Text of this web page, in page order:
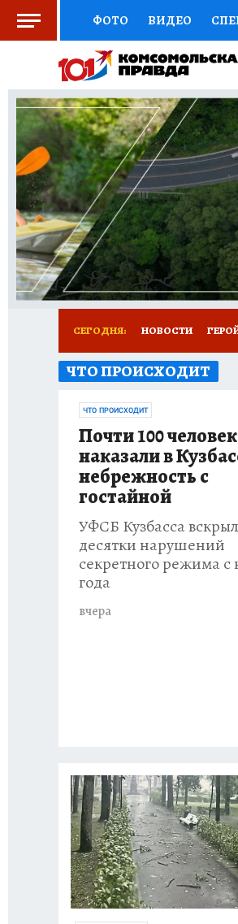
ФОТО ВИДЕО
СОЦПОДДЕРЖКА
ВЫБОР ЭКСПЕРТОВ
КНИЖНАЯ ПОЛКА
ПРЕСС-ЦЕНТР
РЕКЛАМА ТЕСТЫ
СЕГОДНЯ: НОВОСТИ
ЗАПОВЕДНАЯ
ЧТО ПРОИСХОДИТ
ЧТО ПРОИСХОДИТ
Почти 100 человек
наказали в
небрежность с
гостайной
УФСБ Кузбасса
десятки нарушений
секретного режима с
года
вчера